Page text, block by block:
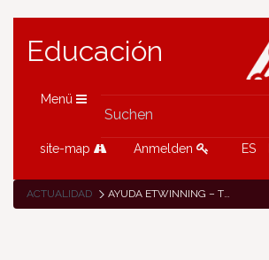
Educación
Menü
site-map Anmelden ES
ACTUALIDAD AYUDA ETWINNING – TUTORIALES Y ARTÍCULOS DE UTILIDAD PARA DAR LOS PRIMEROS PASOS